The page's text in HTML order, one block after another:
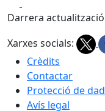
Darrera
Xarxes socials:
Crèdits
Contactar
Protecció de
Avís legal